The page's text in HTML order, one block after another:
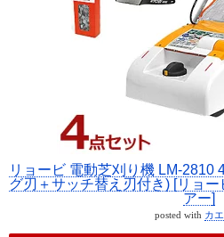
リョービ 電動芝刈り機 LM-2810
グ刃＋サッチ替え刃付き) [リョ
アー]
posted with カ